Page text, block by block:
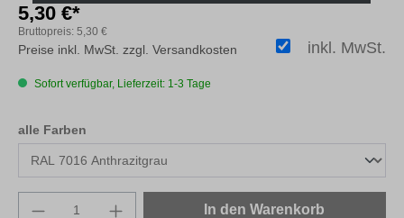
5,30 €*
Bruttopreis: 5,30 €
inkl. MwSt.
Preise inkl. MwSt. zzgl. Versandkosten
Sofort verfügbar, Lieferzeit: 1-3 Tage
alle Farben
Produkt Anzahl: Gib den gewünschten
In den Warenkorb